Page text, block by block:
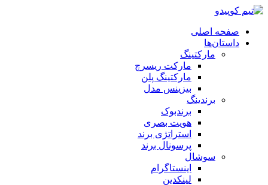
صفحه اصلی
داستان‌ها
مارکتینگ
مارکت ریسرچ
مارکتینگ پلن
بیزینس مدل
برندینگ
برندبوک
هویت بصری
استراتژی برند
پرسونال برند
سوشال
اینستاگرام
لینکدین